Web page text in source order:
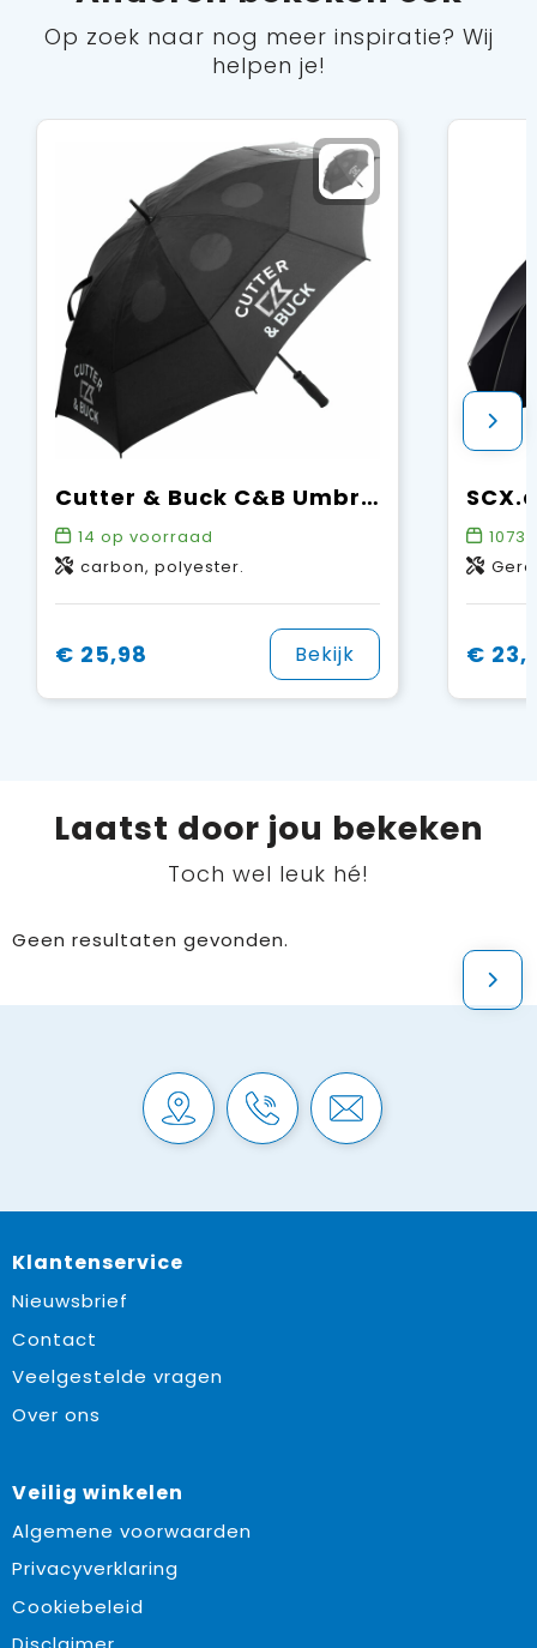
Op zoek naar nog meer inspiratie? Wij
helpen je!
Cutter & Buck C&B Umbrella
14 op voorraad
carbon, polyester.
€ 25,98 Bekijk
1073
€
Laatst door jou bekeken
Toch wel leuk hé!
Geen resultaten gevonden.
Klantenservice
Nieuwsbrief
Contact
Veelgestelde vragen
Over ons
Veilig winkelen
Algemene voorwaarden
Privacyverklaring
Cookiebeleid